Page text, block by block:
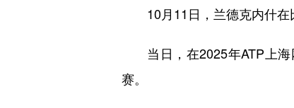
10月11日，兰德克内什在
当日，在2025年ATP上海
赛。